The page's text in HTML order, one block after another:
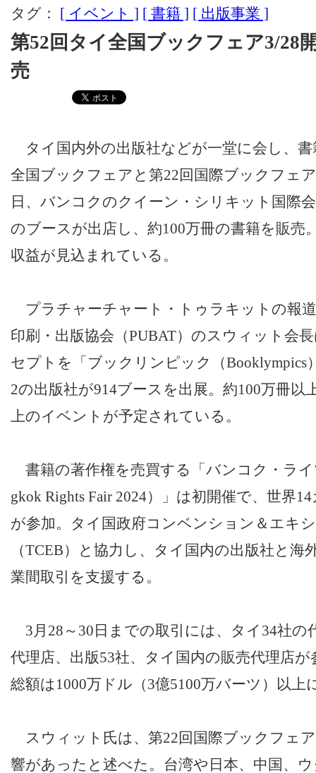
タグ： [ イベント ] [ 書籍 ] [ 出版事業 ]
第52回タイ全国ブックフェア3/28
売
タイ国内外の出版社などが一堂に会し、書
全国ブックフェアと第22回国際ブックフェ
日、バンコクのクイーン・シリキット国際
のブースが出店し、約100万冊の書籍を販売
収益が見込まれている。
プラチャーチャート・トゥラキットの報
印刷・出版協会（PUBAT）のスウィット会
セプトを「ブックリンピック（Booklympics
2の出版社が914ブースを出展。約100万冊以
上のイベントが予定されている。
書籍の著作権を売買する「バンコク・ライ
gkok Rights Fair 2024）」は初開催で、世界
が参加。タイ国政府コンベンション＆エキ
（TCEB）と協力し、タイ国内の出版社と海
業間取引を支援する。
3月28～30日までの取引には、タイ34社の
代理店、出版53社、タイ国内の販売代理店
総額は1000万ドル（3億5100万バーツ）以上
スウィット氏は、第22回国際ブックフェ
響があったと述べた。台湾や日本、中国、